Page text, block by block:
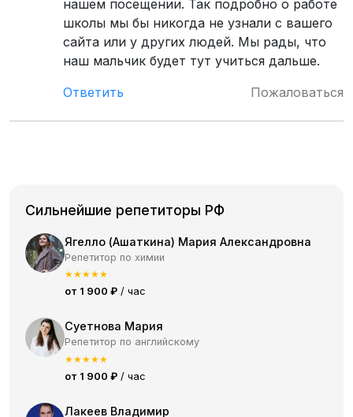
нашем посещении. Так подробно о работе
школы мы бы никогда не узнали с вашего
сайта или у других людей. Мы рады, что
наш мальчик будет тут учиться дальше.
Ответить
Пожаловаться
Сильнейшие репетиторы РФ
Ягелло (Ашаткина) Мария Александровна
Репетитор по химии
★★★★★
от 1 900 ₽ / час
Суетнова Мария
Репетитор по английскому
★★★★★
от 1 900 ₽ / час
Лакеев Владимир